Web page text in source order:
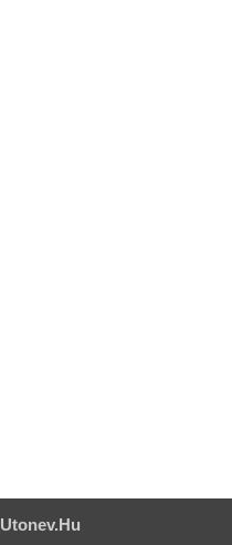
Utonev.hu